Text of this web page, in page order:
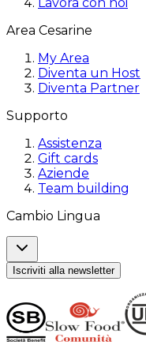
Area Cesarine
My Area
Diventa un Host
Diventa Partner
Supporto
Assistenza
Gift cards
Aziende
Team building
Cambio Lingua
Iscriviti alla newsletter